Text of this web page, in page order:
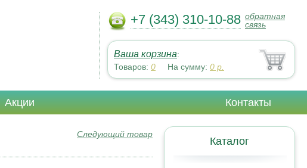
+7 (343) 310-10-88 обратная
связь
Ваша корзина:
Товаров: 0 На сумму: 0 р.
Акции Контакты
Каталог
Следующий товар